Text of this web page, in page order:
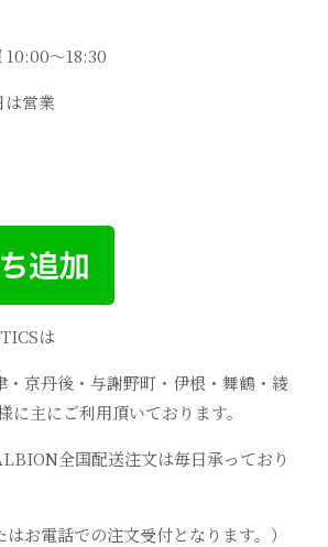
10:00〜18:30
は営業
は
京丹後・与謝野町・伊根・舞鶴・綾
に主にご利用頂いております。
全国配送注文は毎日承っており
はお電話での注文受付となります。）